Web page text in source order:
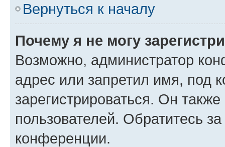
Вернуться к началу
Почему я не могу
Возможно, администратор
адрес или запретил имя, под
зарегистрироваться. Он
пользователей. Обратитесь
конференции.